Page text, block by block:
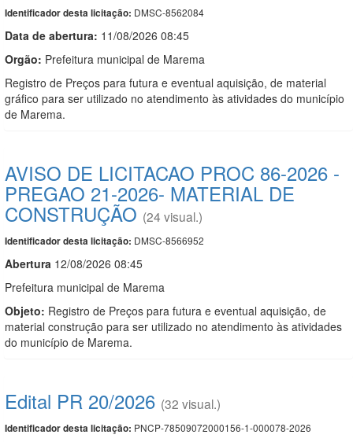
Identificador desta licitação: DMSC-8562084
Data de abertura: 11/08/2026 08:45
Orgão: Prefeitura municipal de Marema
Registro de Preços para futura e eventual aquisição, de material
gráfico para ser utilizado no atendimento às atividades do município
de Marema.
AVISO DE LICITACAO PROC 86-2026 -
PREGAO 21-2026- MATERIAL DE
CONSTRUÇÃO (24 visual.)
Identificador desta licitação: DMSC-8566952
Abertura 12/08/2026 08:45
Prefeitura municipal de Marema
Objeto: Registro de Preços para futura e eventual aquisição, de
material construção para ser utilizado no atendimento às atividades
do município de Marema.
Edital PR 20/2026 (32 visual.)
Identificador desta licitação: PNCP-78509072000156-1-000078-2026